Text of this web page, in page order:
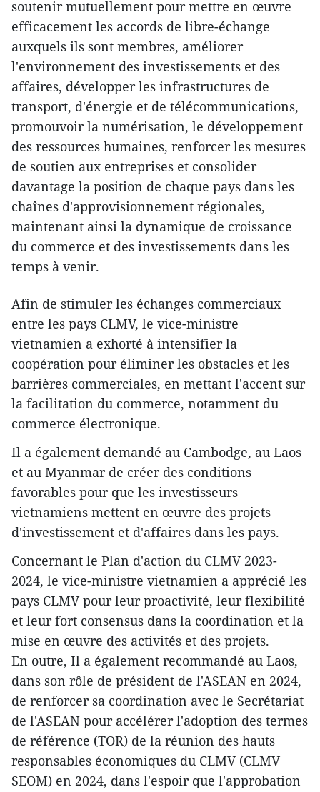
soutenir mutuellement pour mettre en œuvre
efficacement les accords de libre-échange
auxquels ils sont membres, améliorer
l'environnement des investissements et des
affaires, développer les infrastructures de
transport, d'énergie et de télécommunications,
promouvoir la numérisation, le développement
des ressources humaines, renforcer les mesures
de soutien aux entreprises et consolider
davantage la position de chaque pays dans les
chaînes d'approvisionnement régionales,
maintenant ainsi la dynamique de croissance
du commerce et des investissements dans les
temps à venir.
Afin de stimuler les échanges commerciaux
entre les pays CLMV, le vice-ministre
vietnamien a exhorté à intensifier la
coopération pour éliminer les obstacles et les
barrières commerciales, en mettant l'accent sur
la facilitation du commerce, notamment du
commerce électronique.
Il a également demandé au Cambodge, au Laos
et au Myanmar de créer des conditions
favorables pour que les investisseurs
vietnamiens mettent en œuvre des projets
d'investissement et d'affaires dans les pays.
Concernant le Plan d'action du CLMV 2023-
2024, le vice-ministre vietnamien a apprécié les
pays CLMV pour leur proactivité, leur flexibilité
et leur fort consensus dans la coordination et la
mise en œuvre des activités et des projets.
En outre, Il a également recommandé au Laos,
dans son rôle de président de l'ASEAN en 2024,
de renforcer sa coordination avec le Secrétariat
de l'ASEAN pour accélérer l'adoption des termes
de référence (TOR) de la réunion des hauts
responsables économiques du CLMV (CLMV
SEOM) en 2024, dans l'espoir que l'approbation